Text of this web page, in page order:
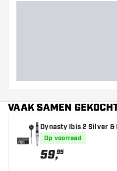
VAAK SAMEN
Dynasty Ibis 2 Silver &
rtshopper Exclusives -
Op voorraad
59,95